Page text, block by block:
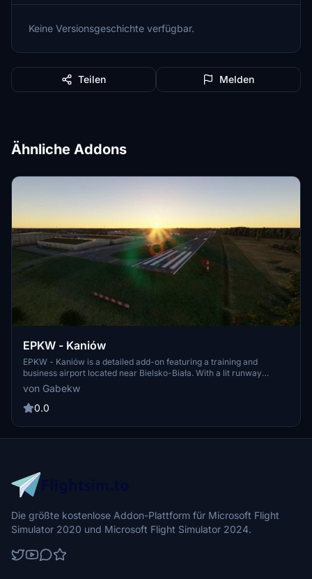
Keine Versionsgeschichte verfügbar.
Teilen Melden
Ähnliche Addons
EPKW - Kaniów
EPKW - Kaniów is a detailed add-on featuring a training and
business airport located near Bielsko-Biała. With a lit runway
certified for night operations, explore nearby attractions like Tatras
mountains and Żywieckie Lake. Designed by GabekW and
MariMigu, immerse yourself in this scenic Polish aviation hub.
von Gabekw
0.0
Die größte kostenlose Addon-Plattform für Microsoft Flight
Simulator 2020 und Microsoft Flight Simulator 2024.